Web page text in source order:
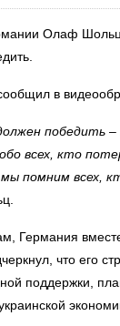
Олаф
в
победить –
всех, кто
помним всех,
Германия
что его
поддержки,